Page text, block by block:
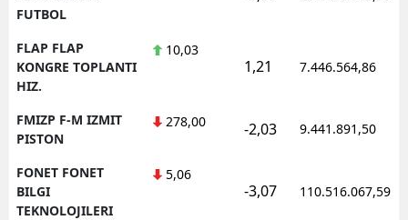
FUTBOL
FLAP FLAP
KONGRE TOPLANTI
HIZ.
10,03
1,21 7.446.564,86
FMIZP F-M IZMIT
PISTON
278,00 -2,03 9.441.891,50
FONET FONET
BILGI
TEKNOLOJILERI
5,06
-3,07 110.516.067,59